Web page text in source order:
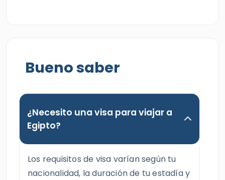
Bueno saber
¿Necesito una visa para viajar a
Egipto?
Los requisitos de visa varían según tu
nacionalidad, la duración de tu estadía y